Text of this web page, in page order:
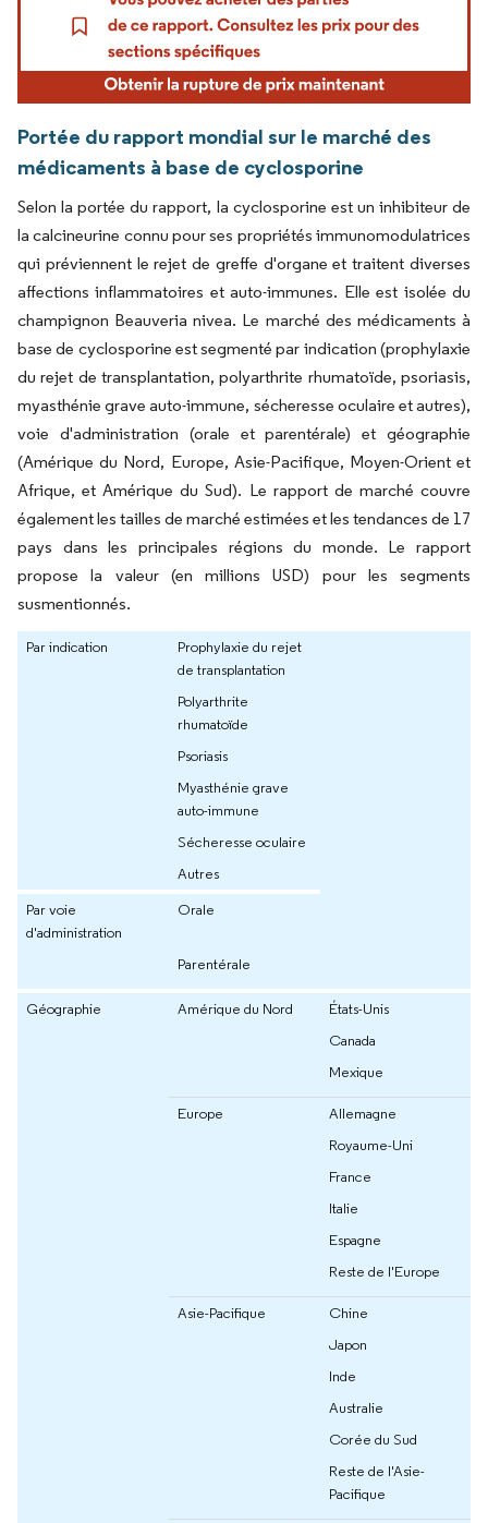
Portée du rapport mondial sur le marché des
médicaments à base de cyclosporine
Selon la portée du rapport, la cyclosporine est un inhibiteur de
la calcineurine connu pour ses propriétés immunomodulatrices
qui préviennent le rejet de greffe d'organe et traitent diverses
affections inflammatoires et auto-immunes. Elle est isolée du
champignon Beauveria nivea. Le marché des médicaments à
base de cyclosporine est segmenté par indication (prophylaxie
du rejet de transplantation, polyarthrite rhumatoïde, psoriasis,
myasthénie grave auto-immune, sécheresse oculaire et autres),
voie d'administration (orale et parentérale) et géographie
(Amérique du Nord, Europe, Asie-Pacifique, Moyen-Orient et
Afrique, et Amérique du Sud). Le rapport de marché couvre
également les tailles de marché estimées et les tendances de 17
pays dans les principales régions du monde. Le rapport
propose la valeur (en millions USD) pour les segments
susmentionnés.
Par indication
Prophylaxie du rejet
de transplantation
Polyarthrite
rhumatoïde
Psoriasis
Myasthénie grave
auto-immune
Sécheresse oculaire
Autres
Par voie
d'administration
Orale
Parentérale
Géographie Amérique du Nord
États-Unis
Canada
Mexique
Europe
Allemagne
Royaume-Uni
France
Italie
Espagne
Reste de l'Europe
Asie-Pacifique
Chine
Japon
Inde
Australie
Corée du Sud
Reste de l'Asie-
Pacifique